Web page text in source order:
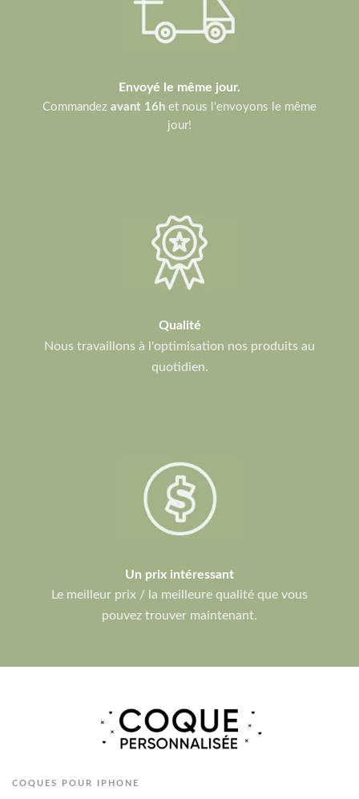
Envoyé le même jour.
Commandez avant 16h et nous l'envoyons le même
jour!
Qualité
Nous travaillons à l'optimisation nos produits au
quotidien.
Un prix intéressant
Le meilleur prix / la meilleure qualité que vous
pouvez trouver maintenant.
COQUES POUR IPHONE